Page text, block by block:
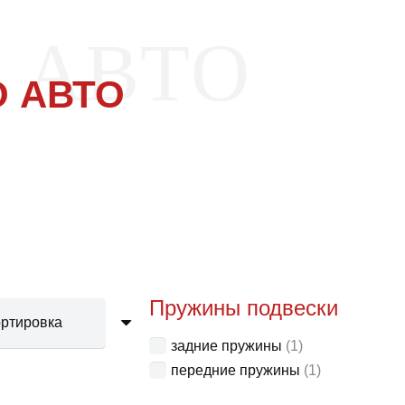
АВТО
Пружины подвески
задние пружины (1)
передние пружины (1)